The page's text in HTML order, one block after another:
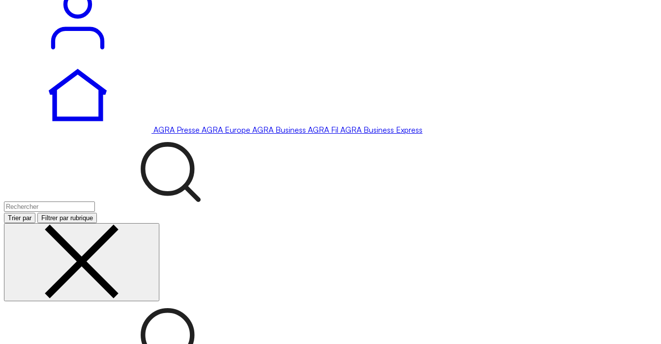
AGRA Presse AGRA Europe AGRA Business AGRA Fil AGRA Business Express
Trier par Filtrer par rubrique